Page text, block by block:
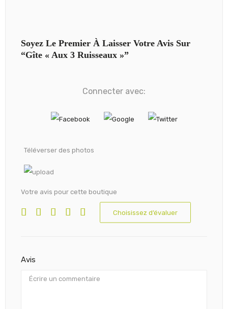
Soyez Le Premier À Laisser Votre Avis Sur
“Gîte « Aux 3 Ruisseaux »”
Connecter avec:
Téléverser des photos
Votre avis pour cette boutique
Choisissez d’évaluer
Avis